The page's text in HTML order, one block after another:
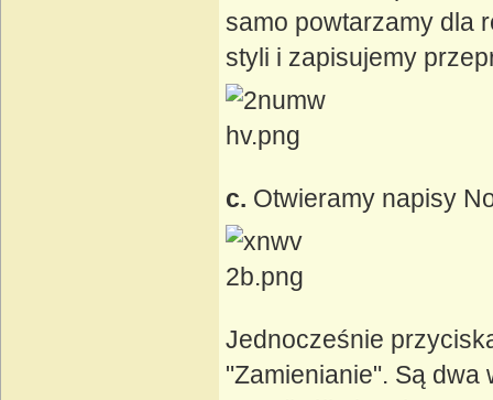
samo powtarzamy dla
styli i zapisujemy
c. Otwieramy napisy
Jednocześnie
"Zamienianie". Są